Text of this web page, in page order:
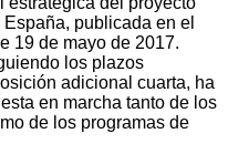
publicada en el
19 de mayo de 2017.
los plazos
adicional cuarta, ha
en marcha tanto de los
de los programas de